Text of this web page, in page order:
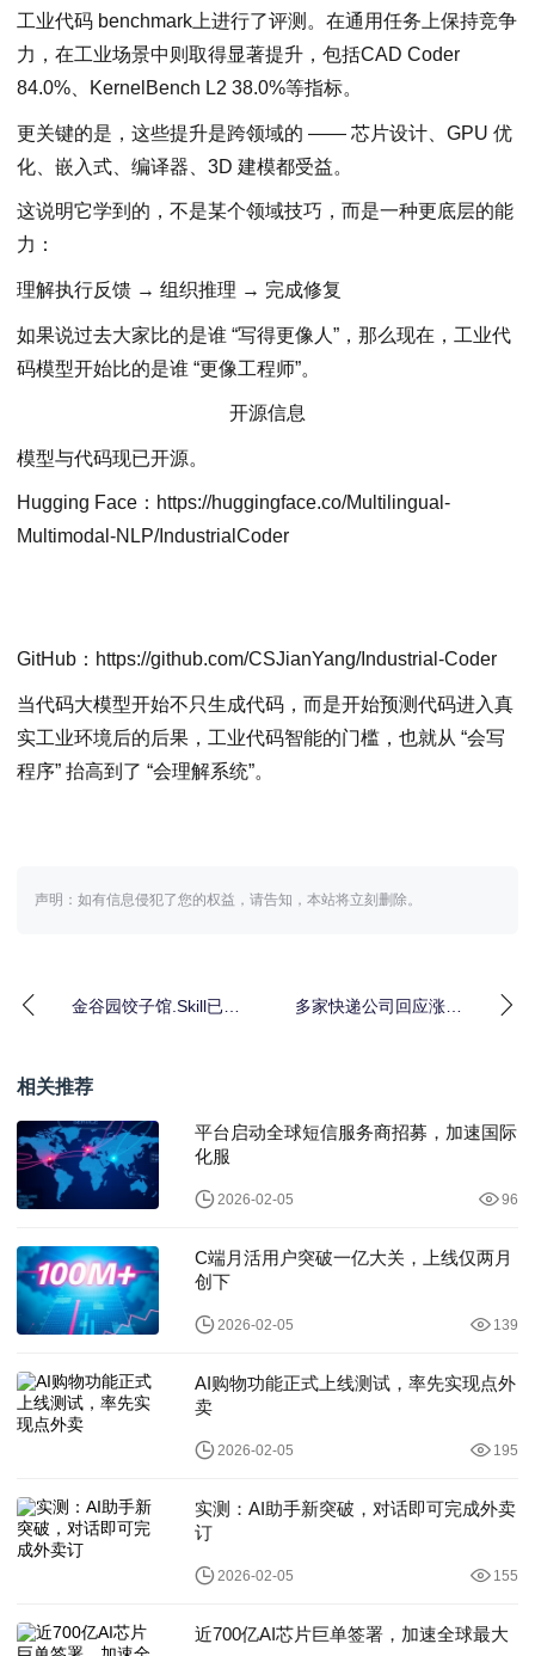
工业代码 benchmark上进行了评测。在通用任务上保持竞争
力，在工业场景中则取得显著提升，包括CAD Coder
84.0%、KernelBench L2 38.0%等指标。
更关键的是，这些提升是跨领域的 —— 芯片设计、GPU 优
化、嵌入式、编译器、3D 建模都受益。
这说明它学到的，不是某个领域技巧，而是⼀种更底层的能
力：
理解执行反馈 → 组织推理 → 完成修复
如果说过去大家比的是谁 “写得更像人”，那么现在，工业代
码模型开始比的是谁 “更像工程师”。
开源信息
模型与代码现已开源。
Hugging Face：https://huggingface.co/Multilingual-
Multimodal-NLP/IndustrialCoder
GitHub：https://github.com/CSJianYang/Industrial-Coder
当代码大模型开始不只生成代码，而是开始预测代码进入真
实工业环境后的后果，工业代码智能的门槛，也就从 “会写
程序” 抬高到了 “会理解系统”。
声明：如有信息侵犯了您的权益，请告知，本站将立刻删除。
金谷园饺子馆.Skill已接
多家快递公司回应涨价
相关推荐
平台启动全球短信服务商招募，加速国际
化服
2026-02-05 96
C端月活用户突破一亿大关，上线仅两月
创下
2026-02-05 139
AI购物功能正式上线测试，率先实现点外
卖
2026-02-05 195
实测：AI助手新突破，对话即可完成外卖
订
2026-02-05 155
近700亿AI芯片巨单签署，加速全球最大